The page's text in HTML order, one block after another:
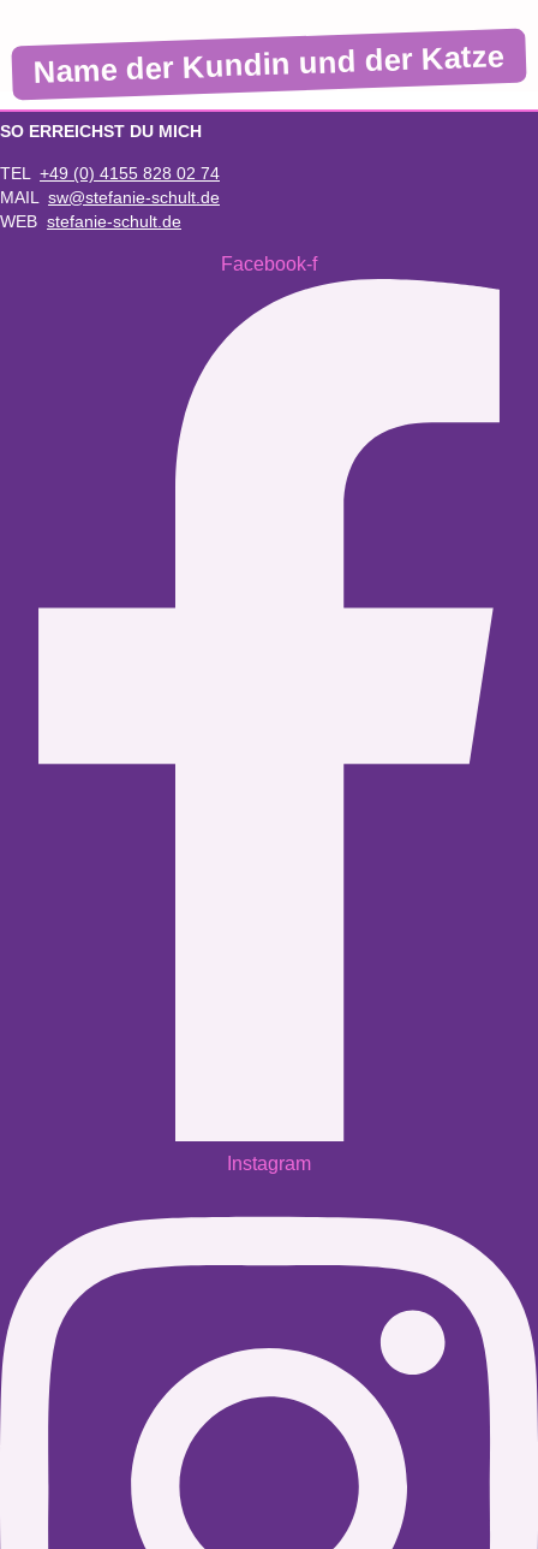
Name der Kundin und der Katze
SO ERREICHST DU MICH
TEL +49 (0) 4155 828 02 74
MAIL sw@stefanie-schult.de
WEB stefanie-schult.de
Facebook-f
Instagram